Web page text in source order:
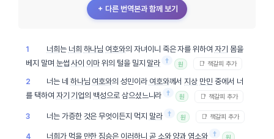
＋ 다른 번역본과 함께 보기
1 너희 는 너희 하나님 여호와의 자녀이니 죽은 자를 위하여 자기 몸을
베지 말며 눈썹 사이 이마 위의 털을 밀지 말라 † 원 📑 책갈피 추가
2 너는 네 하나님 여호와의 성민이라 여호와께서지상 만민 중에서 너
를 택하여 자기 기업의 백성으로 삼으셨느니라 † 원 📑 책갈피 추가
3 너는 가증한 것은 무엇이든지 먹지 말라 † 원 📑 책갈피 추가
4 너희 가 먹을 만한짐승은 이러하니 곧 소와 양과 염소와 † 원